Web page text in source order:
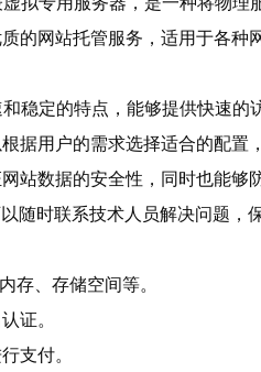
的网站托管服务，适用于各种
稳定的特点，能够提供快速的
用户的需求选择适合的配置
站数据的安全性，同时也能够
随时联系技术人员解决问题，
存、存储空间等。
证。
支付。